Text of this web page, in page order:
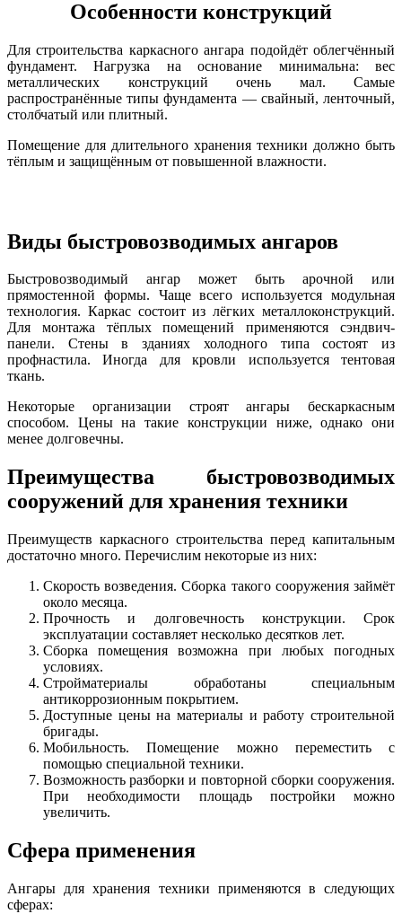
Особенности конструкций
Для строительства каркасного ангара подойдёт облегчённый
фундамент. Нагрузка на основание минимальна: вес
металлических конструкций очень мал. Самые
распространённые типы фундамента — свайный, ленточный,
столбчатый или плитный.
Помещение для длительного хранения техники должно быть
тёплым и защищённым от повышенной влажности.
Виды быстровозводимых ангаров
Быстровозводимый ангар может быть арочной или
прямостенной формы. Чаще всего используется модульная
технология. Каркас состоит из лёгких металлоконструкций.
Для монтажа тёплых помещений применяются сэндвич-
панели. Стены в зданиях холодного типа состоят из
профнастила. Иногда для кровли используется тентовая
ткань.
Некоторые организации строят ангары бескаркасным
способом. Цены на такие конструкции ниже, однако они
менее долговечны.
Преимущества быстровозводимых
сооружений для хранения техники
Преимуществ каркасного строительства перед капитальным
достаточно много. Перечислим некоторые из них:
Скорость возведения. Сборка такого сооружения займёт
около месяца.
Прочность и долговечность конструкции. Срок
эксплуатации составляет несколько десятков лет.
Сборка помещения возможна при любых погодных
условиях.
Стройматериалы обработаны специальным
антикоррозионным покрытием.
Доступные цены на материалы и работу строительной
бригады.
Мобильность. Помещение можно переместить с
помощью специальной техники.
Возможность разборки и повторной сборки сооружения.
При необходимости площадь постройки можно
увеличить.
Сфера применения
Ангары для хранения техники применяются в следующих
сферах: